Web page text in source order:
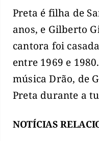
Preta é filha de
anos, e Gilberto
cantora foi
entre 1969 e
música Drão, de
Preta durante a
NOTÍCIAS